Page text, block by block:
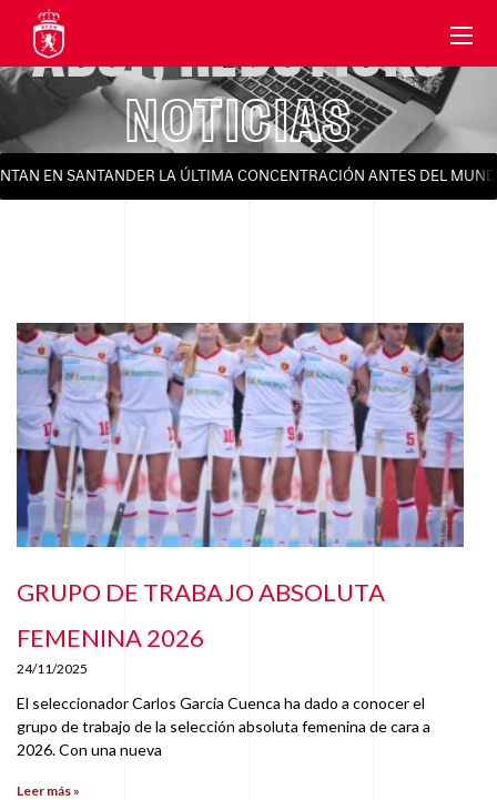
ABSF,REDSTICKS
NOTICIAS
EN SANTANDER LA ÚLTIMA CONCENTRACIÓN ANTES DEL
GRUPO DE TRABAJO ABSOLUTA
FEMENINA 2026
24/11/2025
El seleccionador Carlos García Cuenca ha dado a conocer el
grupo de trabajo de la selección absoluta femenina de cara a
2026. Con una nueva
Leer más »